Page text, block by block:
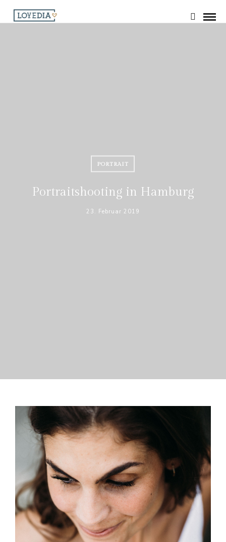
PORTRAIT
Portraitshooting in Hamburg
23. Februar 2019